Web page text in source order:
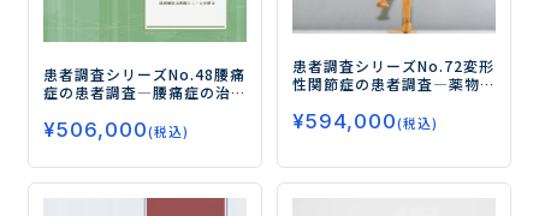
患者調査シリーズNo.48腰痛
症の患者調査―腰痛症の治
とニーズを探る―
¥506,000(税込)
患者調査シリーズNo.72変形
性関節症の患者調査―薬物
薬に対する今後のニーズを
¥594,000(税込)